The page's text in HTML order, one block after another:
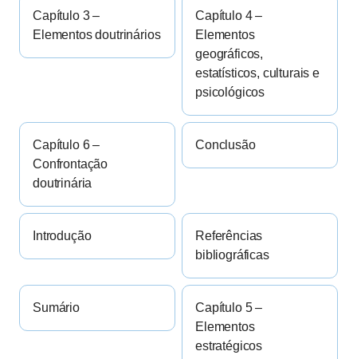
Capítulo 3 –
Elementos doutrinários
Capítulo 4 –
Elementos
geográficos,
estatísticos, culturais e
psicológicos
Capítulo 6 –
Confrontação
doutrinária
Conclusão
Introdução
Referências
bibliográficas
Sumário
Capítulo 5 –
Elementos
estratégicos